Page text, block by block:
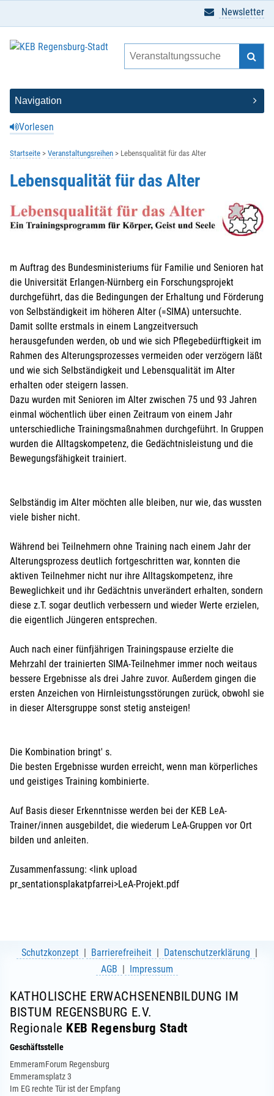
Vorlesen
Newsletter
Startseite Veranstaltungsreihen Lebensqualität für das Alter
Lebensqualität für das Alter
m Auftrag des Bundesministeriums für Familie und Senioren hat
die Universität Erlangen-Nürnberg ein Forschungsprojekt
durchgeführt, das die Bedingungen der Erhaltung und Förderung
von Selbständigkeit im höheren Alter (=SIMA) untersuchte.
Damit sollte erstmals in einem Langzeitversuch
herausgefunden werden, ob und wie sich Pflegebedürftigkeit im
Rahmen des Alterungsprozesses vermeiden oder verzögern läßt
und wie sich Selbständigkeit und Lebensqualität im Alter
erhalten oder steigern lassen.
Dazu wurden mit Senioren im Alter zwischen 75 und 93 Jahren
einmal wöchentlich über einen Zeitraum von einem Jahr
unterschiedliche Trainingsmaßnahmen durchgeführt. In Gruppen
wurden die Alltagskompetenz, die Gedächtnisleistung und die
Bewegungsfähigkeit trainiert.
Selbständig im Alter möchten alle bleiben, nur wie, das wussten
viele bisher nicht.
Während bei Teilnehmern ohne Training nach einem Jahr der
Alterungsprozess deutlich fortgeschritten war, konnten die
aktiven Teilnehmer nicht nur ihre Alltagskompetenz, ihre
Beweglichkeit und ihr Gedächtnis unverändert erhalten, sondern
diese z.T. sogar deutlich verbessern und wieder Werte erzielen,
die eigentlich Jüngeren entsprechen.
Auch nach einer fünfjährigen Trainingspause erzielte die
Mehrzahl der trainierten SIMA-Teilnehmer immer noch weitaus
bessere Ergebnisse als drei Jahre zuvor. Außerdem gingen die
ersten Anzeichen von Hirnleistungsstörungen zurück, obwohl sie
in dieser Altersgruppe sonst stetig ansteigen!
Die Kombination bringt' s.
Die besten Ergebnisse wurden erreicht, wenn man körperliches
und geistiges Training kombinierte.
Auf Basis dieser Erkenntnisse werden bei der KEB LeA-
Trainer/innen ausgebildet, die wiederum LeA-Gruppen vor Ort
bilden und anleiten.
Zusammenfassung: <link upload
pr_sentationsplakatpfarrei>LeA-Projekt.pdf
Schutzkonzept Barrierefreiheit
Datenschutzerklärung
AGB
Impressum
KATHOLISCHE ERWACHSENENBILDUNG IM
BISTUM REGENSBURG E.V.
Regionale KEB Regensburg Stadt
Geschäftsstelle
EmmeramForum Regensburg
Emmeramsplatz 3
Im EG rechte Tür ist der Empfang